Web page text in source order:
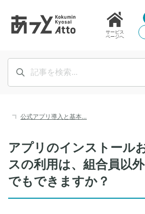
サービス
ページへ
公式アプリ導入と基本…
アプリのインストール
スの利用は、組合員以外
でもできますか？